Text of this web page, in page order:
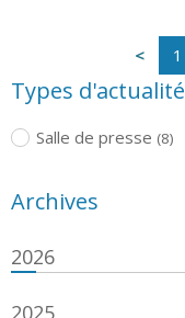
1
Types d'actualité
Salle de presse (8)
Archives
2026
2025